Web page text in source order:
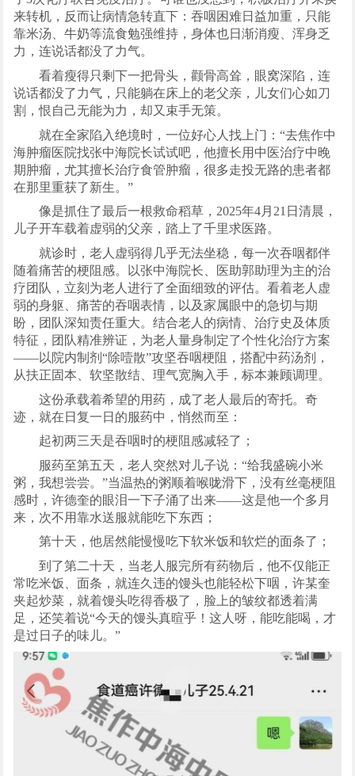
来转机，反而让病情急转直下：吞咽困难日益加重，只能
靠米汤、牛奶等流食勉强维持，身体也日渐消瘦、浑身乏
力，连说话都没了力气。
看着瘦得只剩下一把骨头，颧骨高耸，眼窝深陷，连
说话都没了力气，只能躺在床上的老父亲，儿女们心如刀
割，恨自己无能为力，却又束手无策。
就在全家陷入绝境时，一位好心人找上门：“去焦作中
海肿瘤医院找张中海院长试试吧，他擅长用中医治疗中晚
期肿瘤，尤其擅长治疗食管肿瘤，很多走投无路的患者都
在那里重获了新生。”
像是抓住了最后一根救命稻草，2025年4月21日清晨，
儿子开车载着虚弱的父亲，踏上了千里求医路。
就诊时，老人虚弱得几乎无法坐稳，每一次吞咽都伴
随着痛苦的梗阻感。以张中海院长、医助郭助理为主的治
疗团队，立刻为老人进行了全面细致的评估。看着老人虚
弱的身躯、痛苦的吞咽表情，以及家属眼中的急切与期
盼，团队深知责任重大。结合老人的病情、治疗史及体质
特征，团队精准辨证，为老人量身制定了个性化治疗方案
——以院内制剂“除噎散”攻坚吞咽梗阻，搭配中药汤剂，
从扶正固本、软坚散结、理气宽胸入手，标本兼顾调理。
这份承载着希望的用药，成了老人最后的寄托。奇
迹，就在日复一日的服药中，悄然而至：
起初两三天是吞咽时的梗阻感减轻了；
服药至第五天，老人突然对儿子说：“给我盛碗小米
粥，我想尝尝。”当温热的粥顺着喉咙滑下，没有丝毫梗阻
感时，许德奎的眼泪一下子涌了出来——这是他一个多月
来，次不用靠水送服就能吃下东西；
第十天，他居然能慢慢吃下软米饭和软烂的面条了；
到了第二十天，当老人服完所有药物后，他不仅能正
常吃米饭、面条，就连久违的馒头也能轻松下咽，许某奎
夹起炒菜，就着馒头吃得香极了，脸上的皱纹都透着满
足，还笑着说“今天的馒头真暄乎！这人呀，能吃能喝，才
是过日子的味儿。”